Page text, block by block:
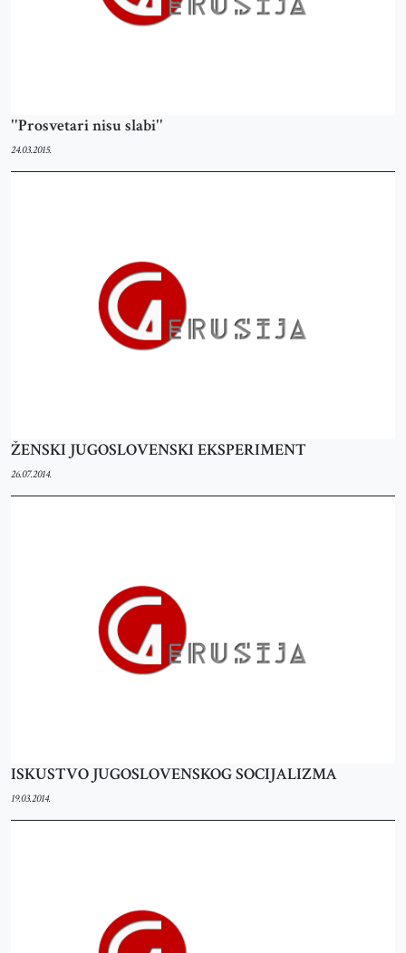
''Prosvetari nisu slabi''
24.03.2015.
ŽENSKI JUGOSLOVENSKI EKSPERIMENT
26.07.2014.
ISKUSTVO JUGOSLOVENSKOG SOCIJALIZMA
19.03.2014.